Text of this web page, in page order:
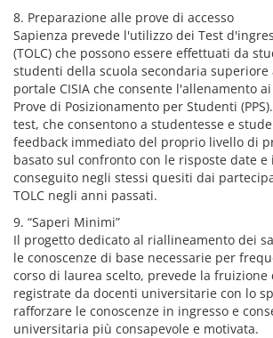
8. Preparazione alle prove di accesso
Sapienza prevede l'utilizzo dei Test
(TOLC) che possono essere effettuati da
studenti della scuola secondaria superiore
portale CISIA che consente l'allenamento
Prove di Posizionamento per Studenti
test, che consentono a studentesse e
feedback immediato del proprio livello di
basato sul confronto con le risposte date
conseguito negli stessi quesiti dai
TOLC negli anni passati.
9. “Saperi Minimi”
Il progetto dedicato al riallineamento dei
le conoscenze di base necessarie per
corso di laurea scelto, prevede la fruizione
registrate da docenti universitarie con lo
rafforzare le conoscenze in ingresso e
universitaria più consapevole e motivata.